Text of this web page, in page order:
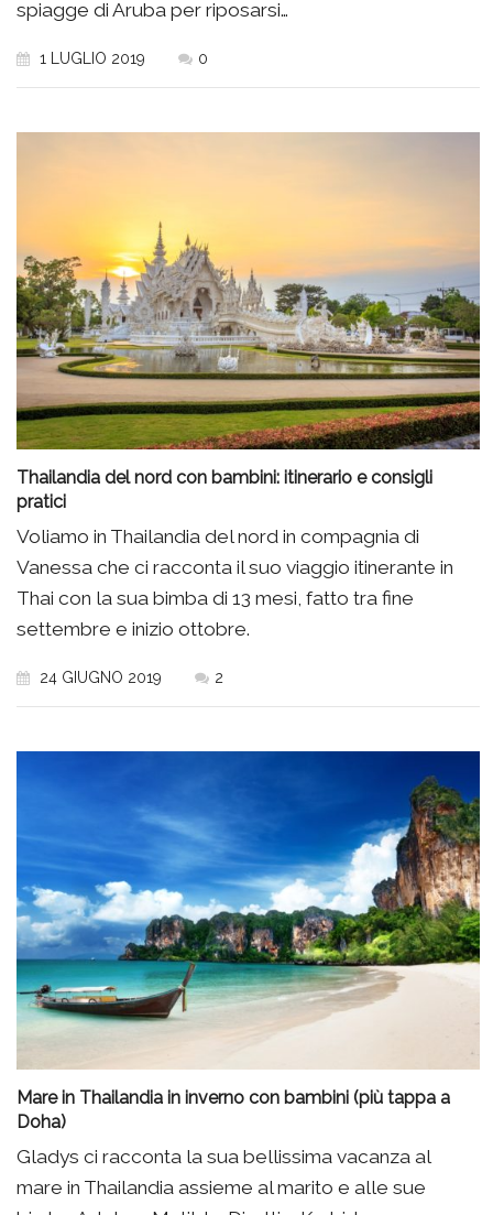
spiagge di Aruba per riposarsi…
1 LUGLIO 2019 0
Thailandia del nord con bambini: itinerario e consigli
pratici
Voliamo in Thailandia del nord in compagnia di
Vanessa che ci racconta il suo viaggio itinerante in
Thai con la sua bimba di 13 mesi, fatto tra fine
settembre e inizio ottobre.
24 GIUGNO 2019 2
Mare in Thailandia in inverno con bambini (più tappa a
Doha)
Gladys ci racconta la sua bellissima vacanza al
mare in Thailandia assieme al marito e alle sue